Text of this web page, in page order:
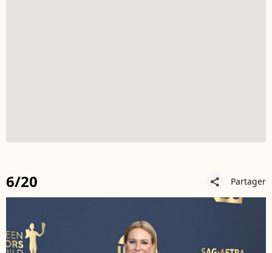
6/20 share Partager